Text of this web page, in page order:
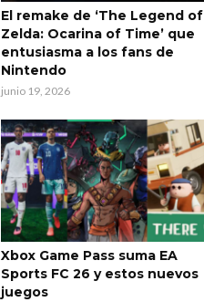
El remake de ‘The Legend of
Zelda: Ocarina of Time’ que
entusiasma a los fans de
Nintendo
junio 19, 2026
Xbox Game Pass suma EA
Sports FC 26 y estos nuevos
juegos